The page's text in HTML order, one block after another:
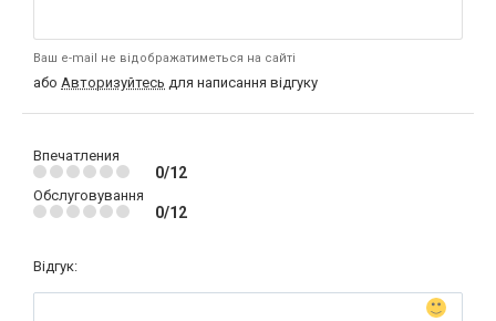
Ваш e-mail не відображатиметься на сайті
або Авторизуйтесь для написання відгуку
Впечатления
0/12
Обслуговування
0/12
Відгук: